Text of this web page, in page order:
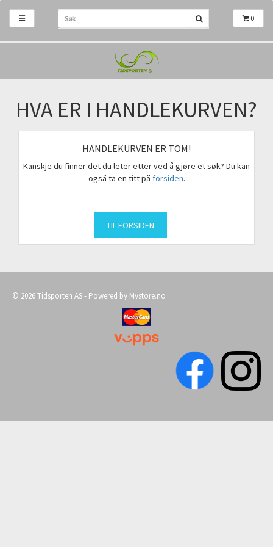
0
HVA ER I HANDLEKURVEN?
HANDLEKURVEN ER TOM!
Kanskje du finner det du leter etter ved å gjøre et søk? Du kan
også ta en titt på forsiden.
TIL FORSIDEN
© 2026 Tidsporten AS - Powered by Mystore.no